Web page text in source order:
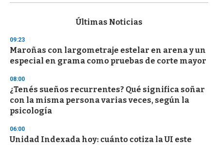
s
d
s
o
f
3
s
e
c
o
d
s
Últimas Noticias
09:23
Maroñas con largometraje estelar en arena y un
especial en grama como pruebas de corte mayor
08:00
¿Tenés sueños recurrentes? Qué significa soñar
con la misma persona varias veces, según la
psicología
06:00
Unidad Indexada hoy: cuánto cotiza la UI este